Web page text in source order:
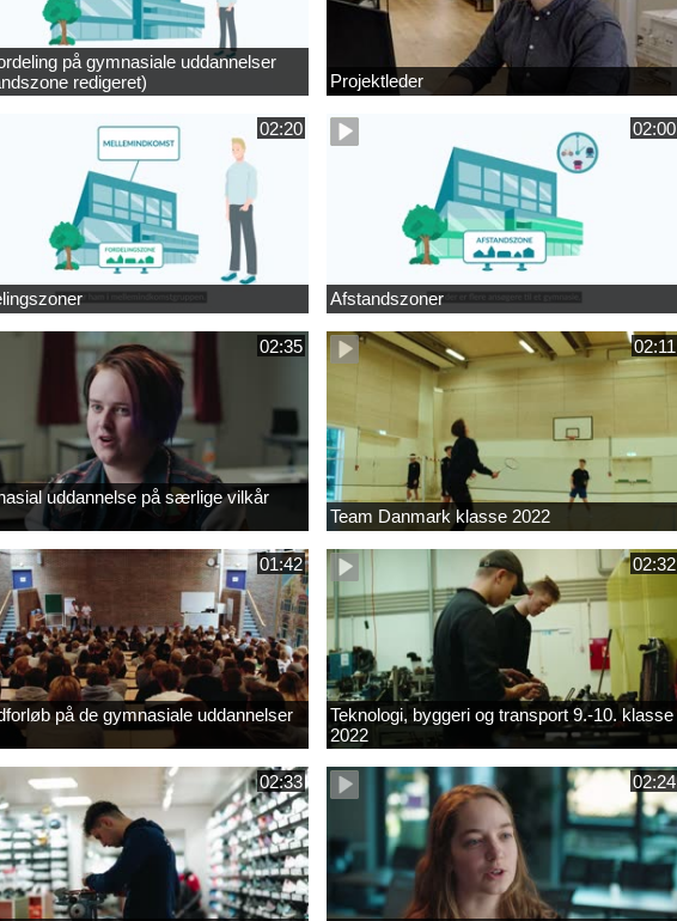
på gymnasiale uddannelser
redigeret)
Projektleder
02:20 02:00
Afstandszoner
02:35
uddannelse på særlige vilkår
02:11
Team Danmark klasse 2022
01:42
på de gymnasiale uddannelser
02:32
Teknologi, byggeri og transport 9.-10. klasse
2022
02:33 02:24